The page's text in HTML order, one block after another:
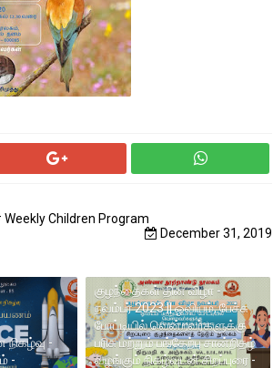
Weekly Children Program
December 31, 2019
-
-
குழந்தைகள் தின விழா -
நவம்பர் 2023 || ஓவியம், பேச்சு
போட்டியில் வென்றவர்களுக்கு
பரிசு மற்றும் பங்கேற்பு சான்றிதழ்
வழங்கும் நிகழ்வுடன் சிறப்புரை -